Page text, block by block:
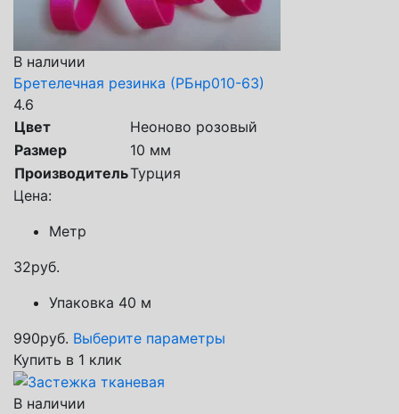
В наличии
Бретелечная резинка (РБнр010-63)
4.6
Цвет
Неоново розовый
Размер
10 мм
ПроизводительТурция
Цена:
Метр
32руб.
Упаковка 40 м
990руб. Выберите параметры
Купить в 1 клик
В наличии